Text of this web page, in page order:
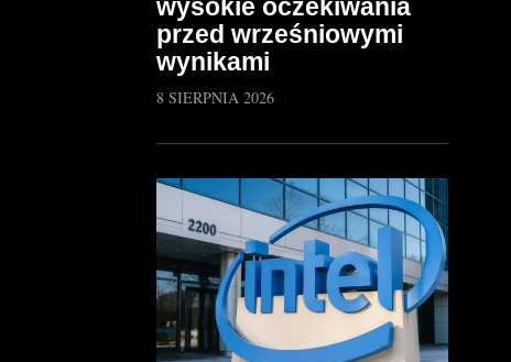
wysokie oczekiwania
przed wrześniowymi
wynikami
8 SIERPNIA 2026